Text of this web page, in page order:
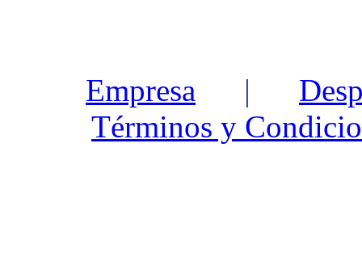
Empresa |
Términos y